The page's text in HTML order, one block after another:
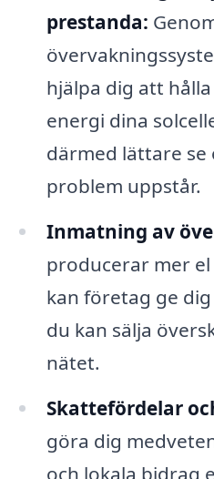
prestanda:
hjälpa dig att
energi dina
därmed lättare se
problem uppstår.
Inmatning av
producerar mer
kan företag ge
du kan sälja
nätet.
Skattefördelar
göra dig
och lokala bidrag